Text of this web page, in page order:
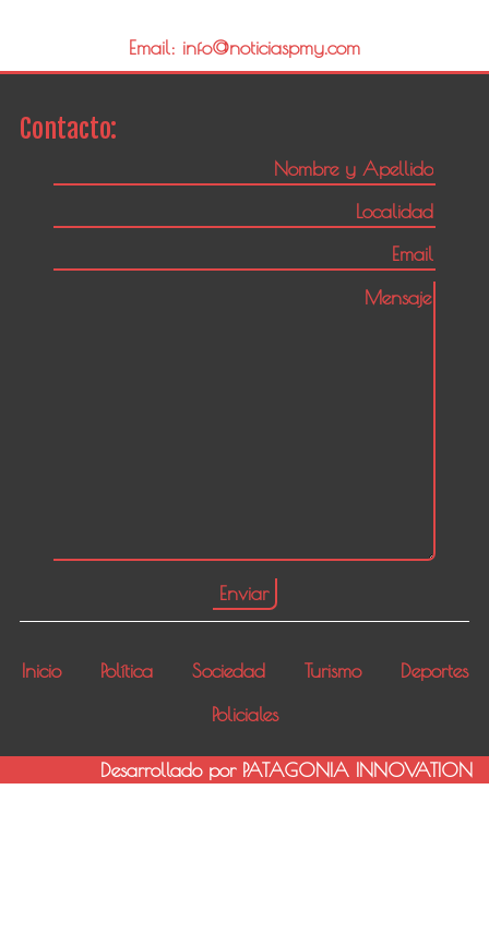
Email: info@noticiaspmy.com
Contacto:
Inicio Política Sociedad Turismo
Deportes
Policiales
Desarrollado por PATAGONIA INNOVATION